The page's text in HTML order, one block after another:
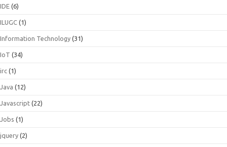
IDE (6)
ILUGC (1)
Information Technology (31)
IoT (34)
irc (1)
Java (12)
Javascript (22)
Jobs (1)
jquery (2)